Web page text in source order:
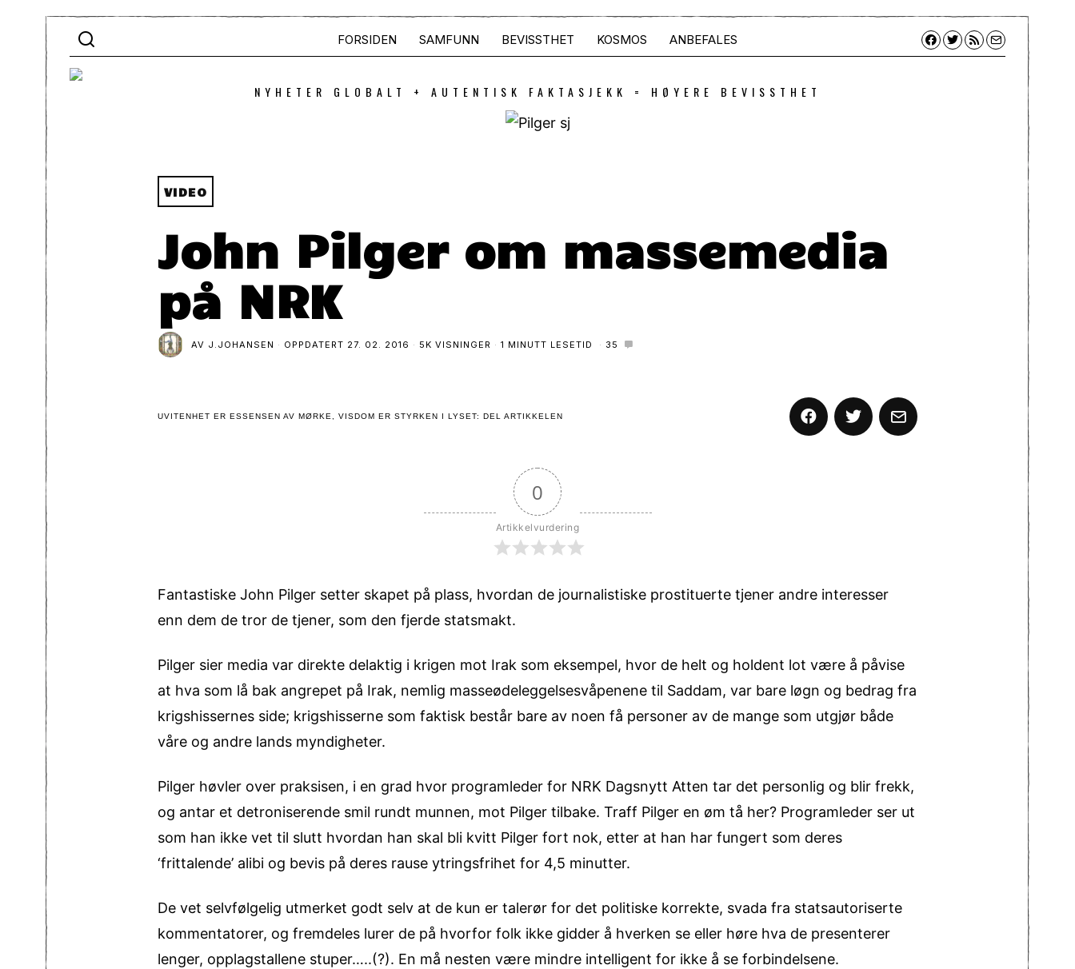
FORSIDEN SAMFUNN BEVISSTHET KOSMOS ANBEFALES
NYHETER GLOBALT + AUTENTISK FAKTASJEKK = HØYERE BEVISSTHET
VIDEO
John Pilger om massemedia
på NRK
AV J.JOHANSEN OPPDATERT 27. 02. 2016 5K VISNINGER 1 MINUTT LESETID 35
UVITENHET ER ESSENSEN AV MØRKE, VISDOM ER STYRKEN I LYSET: DEL ARTIKKELEN
0
Artikkelvurdering
Fantastiske John Pilger setter skapet på plass, hvordan de journalistiske prostituerte tjener andre interesser
enn dem de tror de tjener, som den fjerde statsmakt.
Pilger sier media var direkte delaktig i krigen mot Irak som eksempel, hvor de helt og holdent lot være å påvise
at hva som lå bak angrepet på Irak, nemlig masseødeleggelsesvåpenene til Saddam, var bare løgn og bedrag fra
krigshissernes side; krigshisserne som faktisk består bare av noen få personer av de mange som utgjør både
våre og andre lands myndigheter.
Pilger høvler over praksisen, i en grad hvor programleder for NRK Dagsnytt Atten tar det personlig og blir frekk,
og antar et detroniserende smil rundt munnen, mot Pilger tilbake. Traff Pilger en øm tå her? Programleder ser ut
som han ikke vet til slutt hvordan han skal bli kvitt Pilger fort nok, etter at han har fungert som deres
‘frittalende’ alibi og bevis på deres rause ytringsfrihet for 4,5 minutter.
De vet selvfølgelig utmerket godt selv at de kun er talerør for det politiske korrekte, svada fra statsautoriserte
kommentatorer, og fremdeles lurer de på hvorfor folk ikke gidder å hverken se eller høre hva de presenterer
lenger, opplagstallene stuper…..(?). En må nesten være mindre intelligent for ikke å se forbindelsene.